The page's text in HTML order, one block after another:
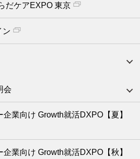
だケアEXPO 東京
ン
会
業向け Growth就活DXPO【夏】
業向け Growth就活DXPO【秋】